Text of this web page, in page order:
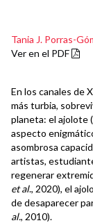
Tania J. Porras-
Ver en el PDF
En los canales de
más turbia,
planeta: el ajolote (
aspecto
asombrosa
artistas,
regenerar
et al., 2020), el
de desaparecer
al., 2010).